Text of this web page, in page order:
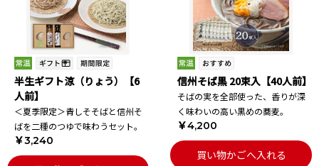
半生ギフト涼（りょう）【6
人前】
＜夏季限定＞青しそそばと信州そ
ばを二種のつゆで味わうセット。
￥3,240
信州そば黒 20束入【40人前】
そばの実を全部使った、香りが深
く味わいの高い黒めの蕎麦。
￥4,200
買い物かごへ入れる